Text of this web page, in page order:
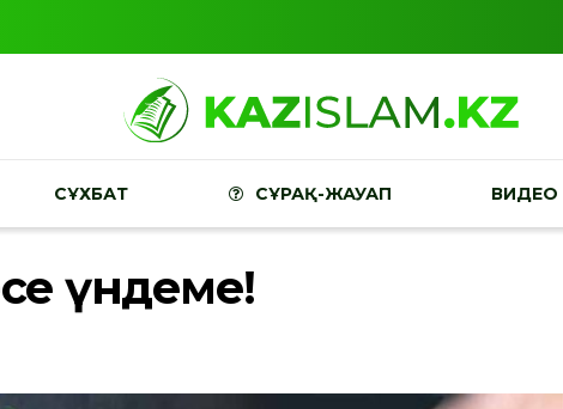
СҰХБАТ СҰРАҚ-ЖАУАП ВИДЕО
үндеме!